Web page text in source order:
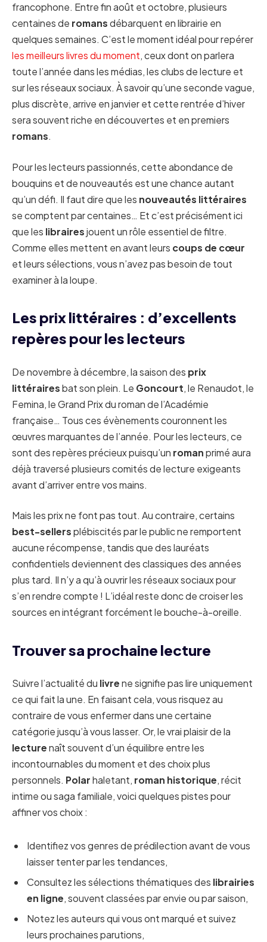
francophone. Entre fin août et octobre, plusieurs
centaines de romansdébarquent en librairie en
quelques semaines. C’est le moment idéal pour repérer
les meilleurs livres du moment, ceux dont on parlera
toute l’année dans les médias, les clubs de lecture et
sur les réseaux sociaux. À savoir qu’une seconde vague,
plus discrète, arrive en janvier et cette rentrée d’hiver
sera souvent riche en découvertes et en premiers
romans.
Pour les lecteurs passionnés, cette abondance de
bouquins et de nouveautés est une chance autant
qu’un défi. Il faut dire que les nouveautés littéraires
se comptent par centaines… Et c’est précisément ici
que les librairesjouent un rôle essentiel de filtre.
Comme elles mettent en avant leurs coups de cœur
et leurs sélections, vous n’avez pas besoin de tout
examiner à la loupe.
Les prix littéraires : d’excellents
repères pour les lecteurs
De novembre à décembre, la saison des prix
littérairesbat son plein. Le Goncourt, le Renaudot, le
Femina, le Grand Prix du roman de l’Académie
française… Tous ces évènements couronnent les
œuvres marquantes de l’année. Pour les lecteurs, ce
sont des repères précieux puisqu’un romanprimé aura
déjà traversé plusieurs comités de lecture exigeants
avant d’arriver entre vos mains.
Mais les prix ne font pas tout. Au contraire, certains
best-sellersplébiscités par le public ne remportent
aucune récompense, tandis que des lauréats
confidentiels deviennent des classiques des années
plus tard. Il n’y a qu’à ouvrir les réseaux sociaux pour
s’en rendre compte ! L’idéal reste donc de croiser les
sources en intégrant forcément le bouche-à-oreille.
Trouver sa prochaine lecture
Suivre l’actualité du livrene signifie pas lire uniquement
ce qui fait la une. En faisant cela, vous risquez au
contraire de vous enfermer dans une certaine
catégorie jusqu’à vous lasser. Or, le vrai plaisir de la
lecturenaît souvent d’un équilibre entre les
incontournables du moment et des choix plus
personnels. Polarhaletant, roman historique, récit
intime ou saga familiale, voici quelques pistes pour
affiner vos choix :
Identifiez vos genres de prédilection avant de vous
laisser tenter par les tendances,
Consultez les sélections thématiques des librairies
en ligne, souvent classées par envie ou par saison,
Notez les auteurs qui vous ont marqué et suivez
leurs prochaines parutions,